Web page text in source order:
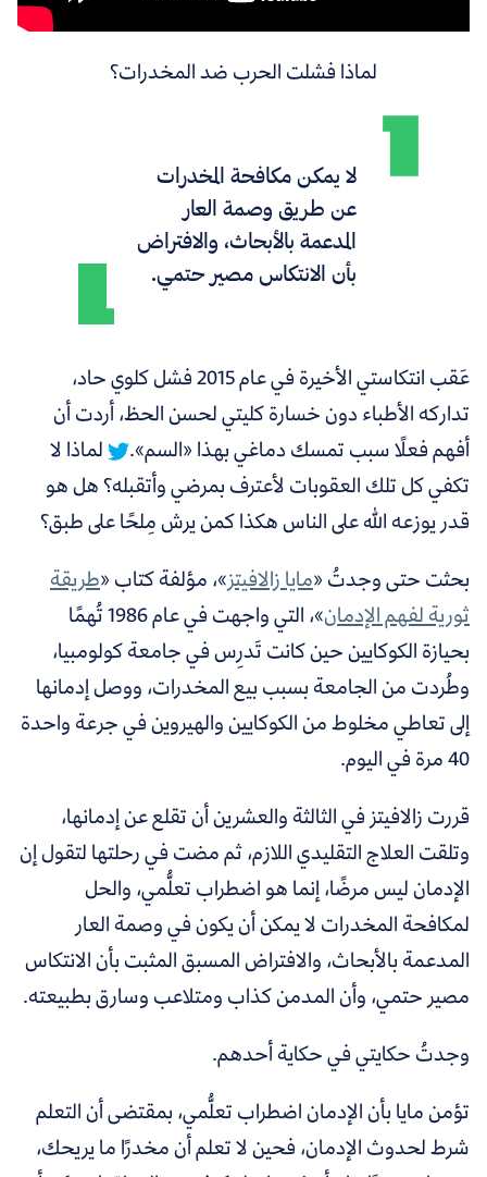
لماذا فشلت الحرب ضد المخدرات؟
لا يمكن مكافحة المخدرات
عن طريق وصمة العار
المدعمة بالأبحاث، والافتراض
بأن الانتكاس مصير حتمي.
عَقب انتكاستي الأخيرة في عام 2015 فشل كلوي حاد،
تداركه الأطباء دون خسارة كليتي لحسن الحظ، أردت أن
أفهم فعلًا سبب تمسك دماغي بهذا «السم».
لماذا لا
تكفي كل تلك العقوبات لأعترف بمرضي وأتقبله؟ هل هو
قدر يوزعه الله على الناس هكذا كمن يرش مِلحًا على طبق؟
بحثت حتى وجدتُ «مايا زالافيتز»، مؤلفة كتاب «طريقة
ثورية لفهم الإدمان
»، التي واجهت في عام 1986 تُهمًا
بحيازة الكوكايين حين كانت تَدرِس في جامعة كولومبيا،
وطُردت من الجامعة بسبب بيع المخدرات، ووصل إدمانها
إلى تعاطي مخلوط من الكوكايين والهيروين في جرعة واحدة
40 مرة في اليوم.
قررت زالافيتز في الثالثة والعشرين أن تقلع عن إدمانها،
وتلقت العلاج التقليدي اللازم، ثم مضت في رحلتها لتقول إن
الإدمان ليس مرضًا، إنما هو اضطراب تعلُّمي، والحل
لمكافحة المخدرات لا يمكن أن يكون في وصمة العار
المدعمة بالأبحاث، والافتراض المسبق المثبت بأن الانتكاس
مصير حتمي، وأن المدمن كذاب ومتلاعب وسارق بطبيعته.
وجدتُ حكايتي في حكاية أحدهم.
تؤمن مايا بأن الإدمان اضطراب تعلُّمي، بمقتضى أن التعلم
شرط لحدوث الإدمان، فحين لا تعلم أن مخدرًا ما يريحك،